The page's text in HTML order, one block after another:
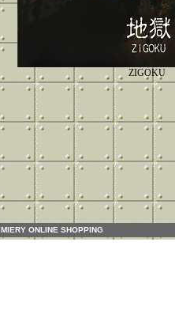
ZIGOKU
MIERY ONLINE SHOPPING